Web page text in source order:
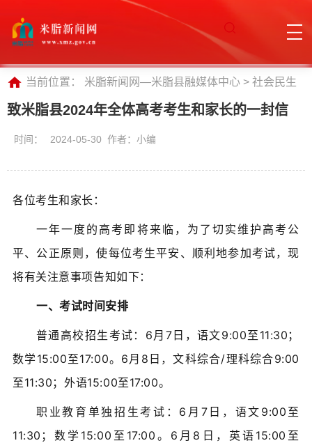
当前位置： 米脂新闻网—米脂县融媒体中心 > 社会民生
致米脂县2024年全体高考考生和家长的一封信
时间： 2024-05-30 作者：小编
​各位考生和家长：
一年一度的高考即将来临，为了切实维护高考公
平、公正原则，使每位考生平安、顺利地参加考试，现
将有关注意事项告知如下：
一、考试时间安排
普通高校招生考试：6月7日，语文9:00至11:30；
数学15:00至17:00。6月8日，文科综合/理科综合9:00
至11:30；外语15:00至17:00。
职业教育单独招生考试：6月7日，语文9:00至
11:30；数学15:00至17:00。6月8日，英语15:00至